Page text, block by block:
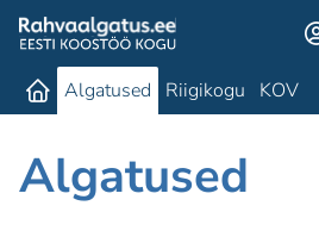
Algatused Riigikogu KOV
Algatused